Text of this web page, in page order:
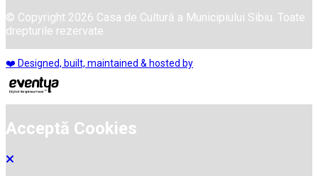
© Copyright 2026 Casa de Cultură a Municipiului Sibiu. Toate
drepturile rezervate
❤️ Designed, built, maintained & hosted by
Acceptă Cookies